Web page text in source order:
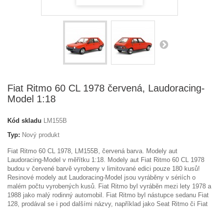
Fiat Ritmo 60 CL 1978 červená, Laudoracing-
Model 1:18
Kód skladu LM155B
Typ: Nový produkt
Fiat Ritmo 60 CL 1978, LM155B, červená barva. Modely aut
Laudoracing-Model v měřítku 1:18. Modely aut Fiat Ritmo 60 CL 1978
budou v červené barvě vyrobeny v limitované edici pouze 180 kusů!
Resinové modely aut Laudoracing-Model jsou vyráběny v sériích o
malém počtu vyrobených kusů. Fiat Ritmo byl vyráběn mezi lety 1978 a
1988 jako malý rodinný automobil. Fiat Ritmo byl nástupce sedanu Fiat
128, prodával se i pod dalšími názvy, například jako Seat Ritmo či Fiat